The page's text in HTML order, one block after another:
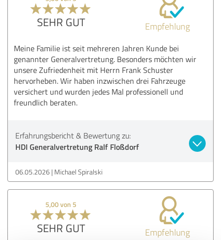
SEHR GUT Empfehlung
Meine Familie ist seit mehreren Jahren Kunde bei
genannter Generalvertretung. Besonders möchten wir
unsere Zufriedenheit mit Herrn Frank Schuster
hervorheben. Wir haben inzwischen drei Fahrzeuge
versichert und wurden jedes Mal professionell und
freundlich beraten.
Erfahrungsbericht & Bewertung zu:
HDI Generalvertretung Ralf Floßdorf
06.05.2026 Michael Spiralski
5,00 von 5
SEHR GUT Empfehlung